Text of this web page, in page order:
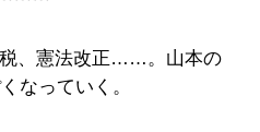
、憲法改正……。山本の
なっていく。